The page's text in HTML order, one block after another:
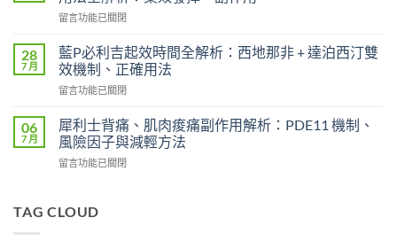
和
效
持
續
間？
整
解
析：
到
效
果
者
使
用
心
分
享：
「快
到
在
態
威
而
鋼
西
地
那
非）
時
留言功能已關閉
28
7 月
藍P必利吉起效時間全解析：西地那非 + 達泊西汀雙
效機制、正確用法
在
P
必
利
吉
時
留言功能已關閉
06
7 月
犀利士背痛、肌肉痠痛副作用解析：PDE11 機制、
風險因子與減輕方法
在
士
留言功能已關閉
TAG CLOUD